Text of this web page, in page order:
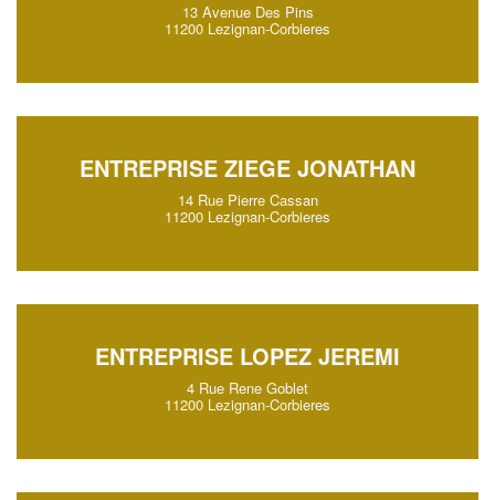
13 Avenue Des Pins
11200 Lezignan-Corbieres
ENTREPRISE ZIEGE JONATHAN
14 Rue Pierre Cassan
11200 Lezignan-Corbieres
ENTREPRISE LOPEZ JEREMI
4 Rue Rene Goblet
11200 Lezignan-Corbieres